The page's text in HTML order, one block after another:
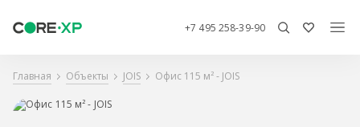
+7 495 258-39-90
Главная Объекты JOIS Офис 115 м² - JOIS